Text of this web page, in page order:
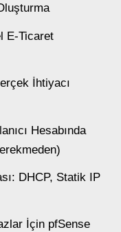
E-Ticaret
İhtiyacı
Hesabında
DHCP, Statik IP
İçin pfSense